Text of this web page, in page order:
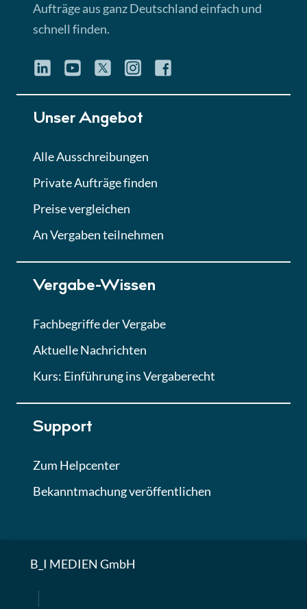
Aufträge aus ganz Deutschland einfach und
schnell finden.
Unser Angebot
Alle Ausschreibungen
Private Aufträge finden
Preise vergleichen
An Vergaben teilnehmen
Vergabe-Wissen
Fachbegriffe der Vergabe
Aktuelle Nachrichten
Kurs: Einführung ins Vergaberecht
Support
Zum Helpcenter
Bekanntmachung veröffentlichen
B_I MEDIEN GmbH